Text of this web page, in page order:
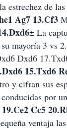
estrechez de
Ag7 13.Cf3
La
mayoría 3 vs
Dxd6
15.Txd6
y cifran sus
por
Cc5
ventaja